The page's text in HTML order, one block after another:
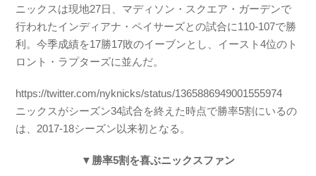
ニックスは現地27日、マディソン・スクエア・ガーデンで
行われたインディアナ・ペイサーズとの試合に110-107で勝
利。今季成績を17勝17敗のイーブンとし、イースト4位のト
ロント・ラプターズに並んだ。
https://twitter.com/nyknicks/status/1365886949001555974
ニックスがシーズン34試合を終えた時点で勝率5割にいるの
は、2017-18シーズン以来初となる。
▼勝率5割を喜ぶニックスファン